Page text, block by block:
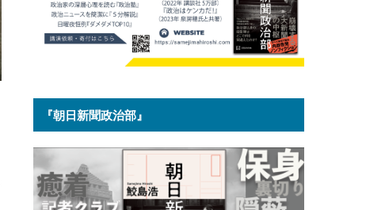
『朝日新聞政治部』